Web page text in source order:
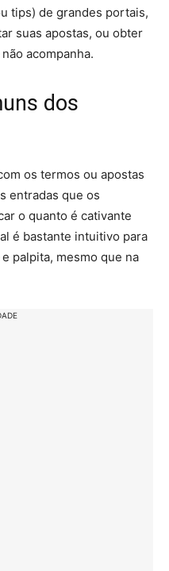
tips) de grandes portais,
suas apostas, ou obter
acompanha.
dos
os termos ou apostas
entradas que os
o quanto é cativante
é bastante intuitivo para
palpita, mesmo que na